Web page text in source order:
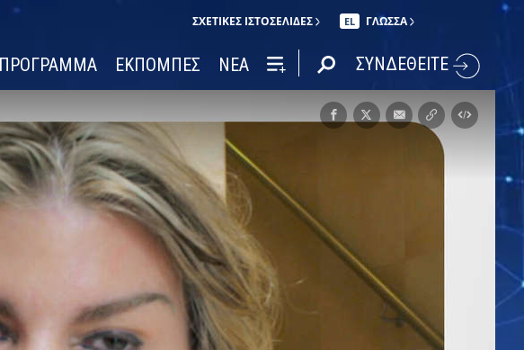
ΣΧΕΤΙΚΈΣ ΙΣΤΟΣΕΛΊΔΕΣ EL ΓΛΩΣΣΑ
ΠΡΟΓΡΑΜΜΑ ΕΚΠΟΜΠΕΣ ΝΕΑ ΣΥΝΔΕΘΕΙΤΕ